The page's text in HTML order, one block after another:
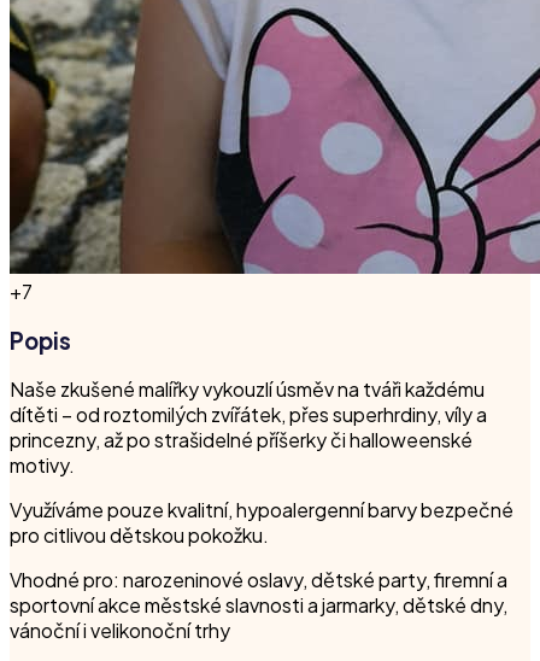
+7
Popis
Naše zkušené malířky vykouzlí úsměv na tváři každému
dítěti – od roztomilých zvířátek, přes superhrdiny, víly a
princezny, až po strašidelné příšerky či halloweenské
motivy.
Využíváme pouze kvalitní, hypoalergenní barvy bezpečné
pro citlivou dětskou pokožku.
Vhodné pro: narozeninové oslavy, dětské party, firemní a
sportovní akce městské slavnosti a jarmarky, dětské dny,
vánoční i velikonoční trhy